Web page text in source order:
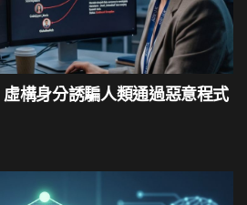
構身分誘騙人類通過惡意程式